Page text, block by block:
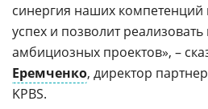
синергия наших
успех и позволит
амбициозных проектов», –
Еремченко, директор
KPBS.